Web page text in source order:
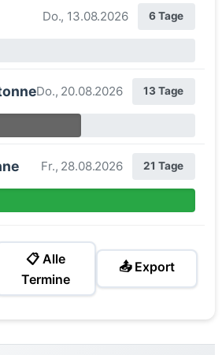
Do., 13.08.2026 6 Tage
Do., 20.08.2026 13 Tage
Fr., 28.08.2026 21 Tage
📋 Alle
Termine
📤 Export